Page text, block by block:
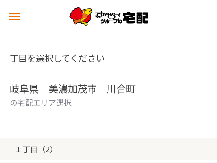
メ
ュ
を
丁目を選択してください
岐阜県 美濃加茂市 川合町
の宅配エリア選択
１丁目（2）